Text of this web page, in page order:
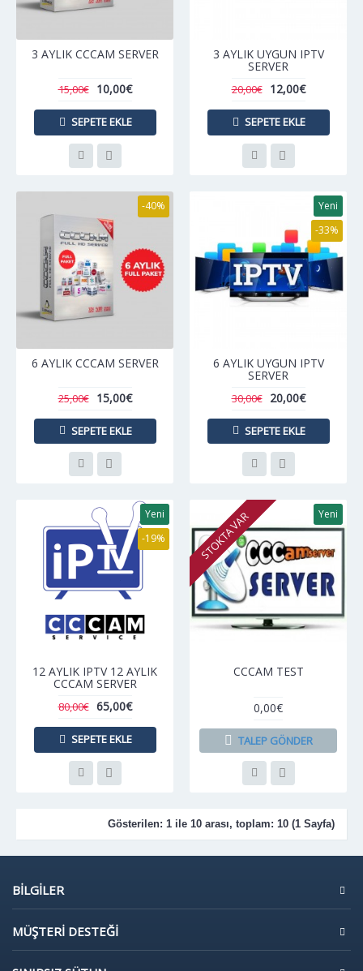
3 AYLIK CCCAM SERVER
15,00€ 10,00€
SEPETE EKLE
3 AYLIK UYGUN IPTV
SERVER
20,00€ 12,00€
SEPETE EKLE
-40%
6 AYLIK CCCAM SERVER
25,00€ 15,00€
SEPETE EKLE
Yeni
-33%
6 AYLIK UYGUN IPTV
SERVER
30,00€ 20,00€
SEPETE EKLE
Yeni
-19%
12 AYLIK IPTV 12 AYLIK
CCCAM SERVER
80,00€ 65,00€
SEPETE EKLE
Yeni
STOKTA VAR
CCCAM TEST
0,00€
TALEP GÖNDER
Gösterilen: 1 ile 10 arası, toplam: 10 (1 Sayfa)
BILGILER
MÜŞTERI DESTEĞI